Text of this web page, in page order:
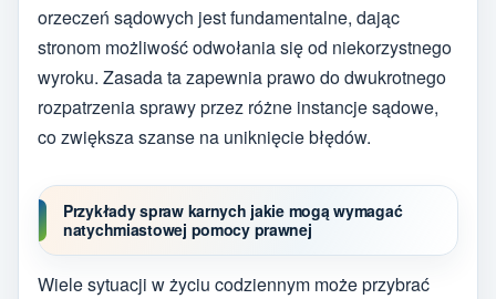
orzeczeń sądowych jest fundamentalne, dając
stronom możliwość odwołania się od niekorzystnego
wyroku. Zasada ta zapewnia prawo do dwukrotnego
rozpatrzenia sprawy przez różne instancje sądowe,
co zwiększa szanse na uniknięcie błędów.
Przykłady spraw karnych jakie mogą wymagać
natychmiastowej pomocy prawnej
Wiele sytuacji w życiu codziennym może przybrać